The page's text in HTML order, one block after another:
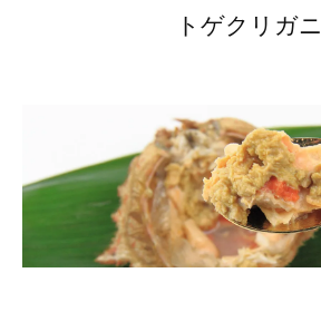
トゲクリガニ